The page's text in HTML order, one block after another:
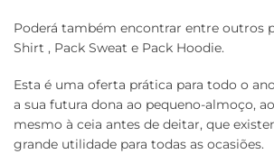
Poderá também encontrar entre outros
Shirt , Pack Sweat e Pack Hoodie.
Esta é uma oferta prática para todo o
a sua futura dona ao pequeno-almoço,
mesmo à ceia antes de deitar, que
grande utilidade para todas as ocasiões.